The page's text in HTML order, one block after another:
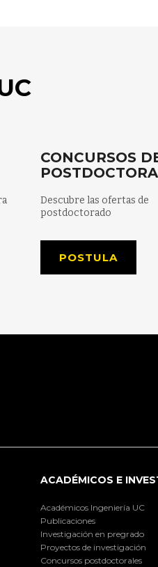
CONCURSOS
Descubre las ofertas de
postdoctorado
POSTULA
ACADÉMICOS E
Académicos Ingeniería UC
Publicaciones
Investigación en pregrado
Proyectos de investigación
Concursos postdoctorales